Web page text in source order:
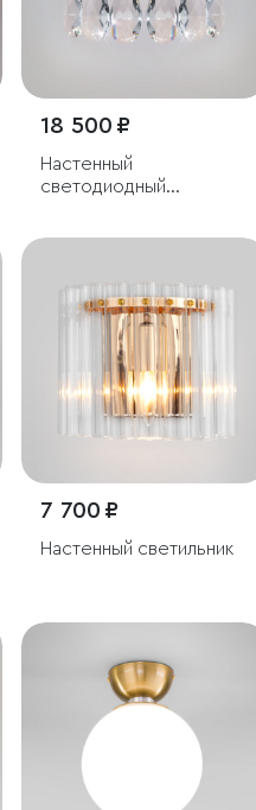
18 500 ₽
Настенный
светодиодный
7 700 ₽
Настенный светильник